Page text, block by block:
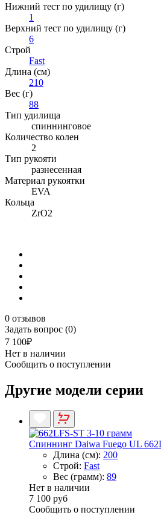
Нижний тест по удилищу (г)
1
Верхний тест по удилищу (г)
6
Строй
Fast
Длина (см)
210
Вес (г)
88
Тип удилища
спиннинговое
Количество колен
2
Тип рукояти
разнесенная
Материал рукоятки
EVA
Кольца
ZrO2
0 отзывов
Задать вопрос (0)
7 100₽
Нет в наличии
Сообщить о поступлении
Другие модели серии
Спиннинг Daiwa Fuego UL
Длина (см): 200
Строй: Fast
Вес (грамм): 89
Нет в наличии
7 100 руб
Сообщить о поступлении